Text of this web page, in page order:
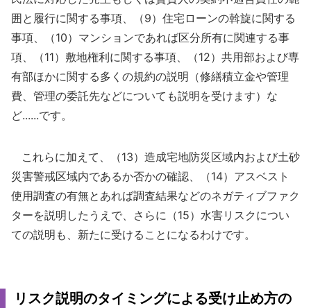
囲と履行に関する事項、（9）住宅ローンの斡旋に関する
事項、（10）マンションであれば区分所有に関連する事
項、（11）敷地権利に関する事項、（12）共用部および専
有部ほかに関する多くの規約の説明（修繕積立金や管理
費、管理の委託先などについても説明を受けます）な
ど......です。
これらに加えて、（13）造成宅地防災区域内および土砂
災害警戒区域内であるか否かの確認、（14）アスベスト
使用調査の有無とあれば調査結果などのネガティブファク
ターを説明したうえで、さらに（15）水害リスクについ
ての説明も、新たに受けることになるわけです。
リスク説明のタイミングによる受け止め方の